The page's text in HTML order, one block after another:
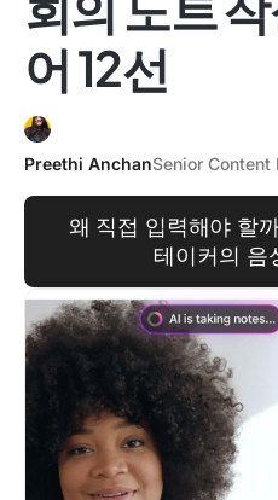
어 12선
Preethi AnchanSenior Content
왜 직접 입력해야 할
테이커의 음